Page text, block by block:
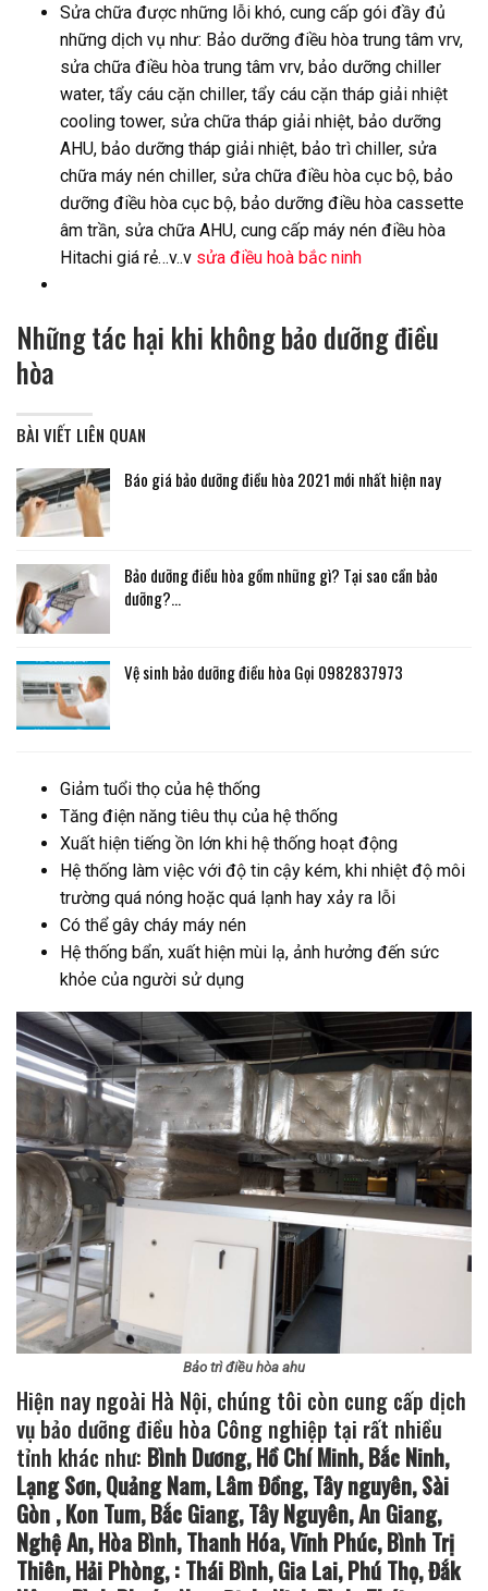
Sửa chữa được những lỗi khó, cung cấp gói đầy đủ
những dịch vụ như: Bảo dưỡng điều hòa trung tâm vrv,
sửa chữa điều hòa trung tâm vrv, bảo dưỡng chiller
water, tẩy cáu cặn chiller, tẩy cáu cặn tháp giải nhiệt
cooling tower, sửa chữa tháp giải nhiệt, bảo dưỡng
AHU, bảo dưỡng tháp giải nhiệt, bảo trì chiller, sửa
chữa máy nén chiller, sửa chữa điều hòa cục bộ, bảo
dưỡng điều hòa cục bộ, bảo dưỡng điều hòa cassette
âm trần, sửa chữa AHU, cung cấp máy nén điều hòa
Hitachi giá rẻ…v..v sửa điều hoà bắc ninh
Những tác hại khi không bảo dưỡng điều
hòa
BÀI VIẾT LIÊN QUAN
Báo giá bảo dưỡng điều hòa 2021 mới nhất hiện nay
Bảo dưỡng điều hòa gồm những gì? Tại sao cần bảo
dưỡng?…
Vệ sinh bảo dưỡng điều hòa Gọi 0982837973
Giảm tuổi thọ của hệ thống
Tăng điện năng tiêu thụ của hệ thống
Xuất hiện tiếng ồn lớn khi hệ thống hoạt động
Hệ thống làm việc với độ tin cậy kém, khi nhiệt độ môi
trường quá nóng hoặc quá lạnh hay xảy ra lỗi
Có thể gây cháy máy nén
Hệ thống bẩn, xuất hiện mùi lạ, ảnh hưởng đến sức
khỏe của người sử dụng
Bảo trì điều hòa ahu
Hiện nay ngoài Hà Nội, chúng tôi còn cung cấp dịch
vụ bảo dưỡng điều hòa Công nghiệp tại rất nhiều
tỉnh khác như: Bình Dương, Hồ Chí Minh, Bắc Ninh,
Lạng Sơn, Quảng Nam, Lâm Đồng, Tây nguyên, Sài
Gòn , Kon Tum, Bắc Giang, Tây Nguyên, An Giang,
Nghệ An, Hòa Bình, Thanh Hóa, Vĩnh Phúc, Bình Trị
Thiên, Hải Phòng, : Thái Bình, Gia Lai, Phú Thọ, Đắk